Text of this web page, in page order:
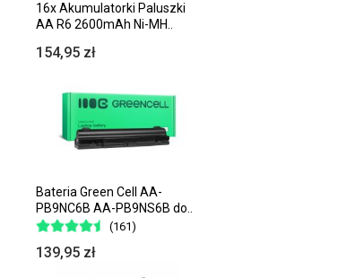
16x Akumulatorki Paluszki
AA R6 2600mAh Ni-MH..
154,95 zł
Bateria Green Cell AA-
PB9NC6B AA-PB9NS6B do..
(161)
139,95 zł